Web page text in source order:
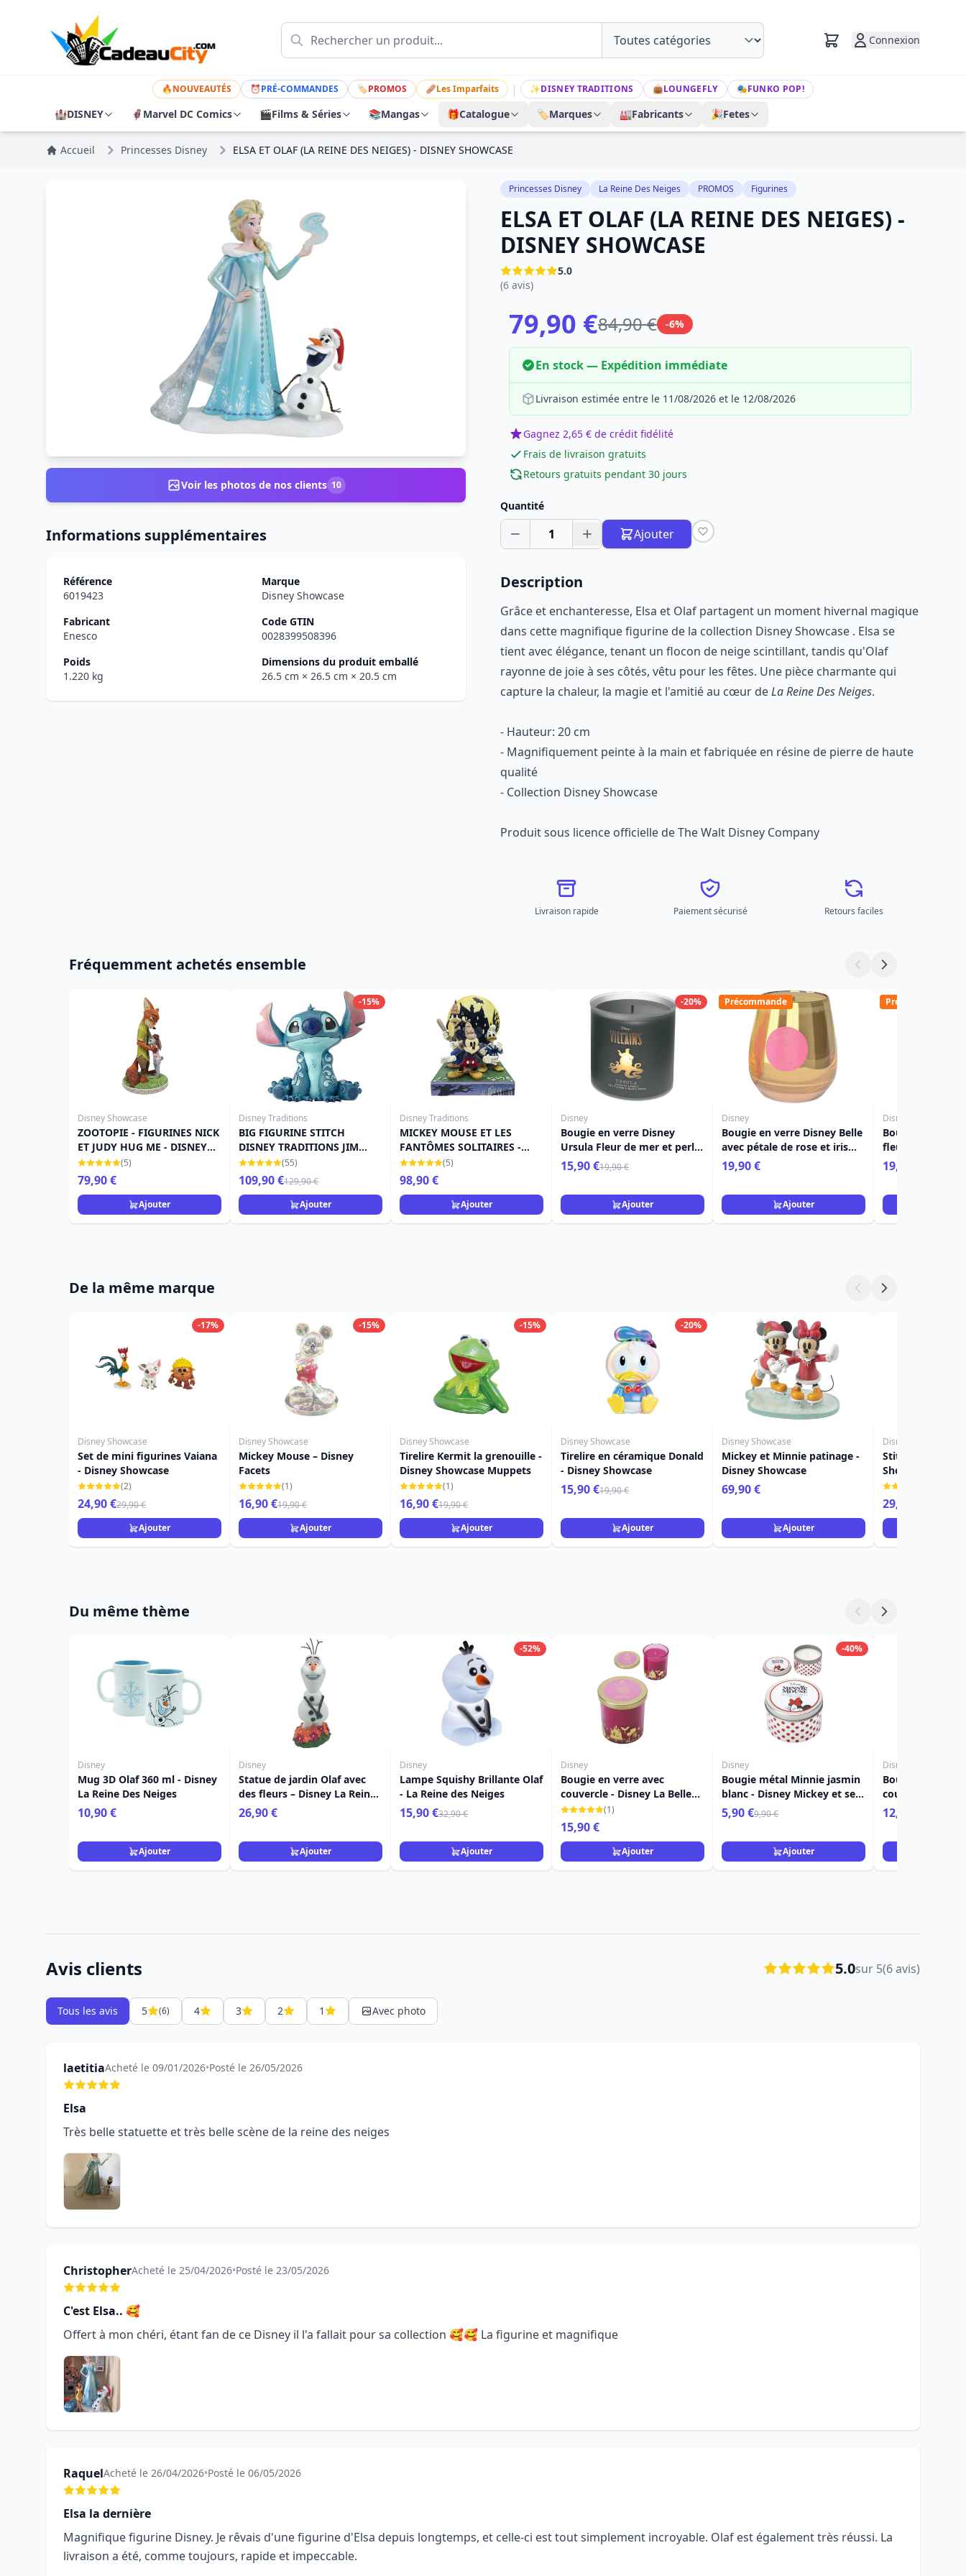
Connexion
🔥NOUVEAUTÉS ⏰PRÉ-COMMANDES 🏷PROMOS 🩹Les Imparfaits | ✨DISNEY TRADITIONS 👜LOUNGEFLY 🎭FUNKO POP!
🏰DISNEY 🦸 Marvel DC Comics 🎬Films & Séries 📚Mangas 🎁Catalogue 🏷️Marques 🏭Fabricants 🎉Fetes
Accueil Princesses Disney ELSA ET OLAF (LA REINE DES NEIGES) - DISNEY SHOWCASE
Voir les photos de nos clients 10
Informations supplémentaires
Référence
6019423
Marque
Disney Showcase
Fabricant
Enesco
Code GTIN
0028399508396
Poids
1.220 kg
Dimensions du produit emballé
26.5 cm × 26.5 cm × 20.5 cm
Princesses Disney La Reine Des Neiges PROMOS Figurines
ELSA ET OLAF (LA REINE DES NEIGES) -
DISNEY SHOWCASE
5.0
(6 avis)
79,90 €84,90 € -6%
En stock — Expédition immédiate
Livraison estimée entre le 11/08/2026 et le 12/08/2026
Gagnez 2,65 € de crédit fidélité
Frais de livraison gratuits
Retours gratuits pendant 30 jours
Quantité
1 Ajouter
Description
Grâce et enchanteresse, Elsa et Olaf partagent un moment hivernal magique
dans cette magnifique figurine de la collection Disney Showcase . Elsa se
tient avec élégance, tenant un flocon de neige scintillant, tandis qu'Olaf
rayonne de joie à ses côtés, vêtu pour les fêtes. Une pièce charmante qui
capture la chaleur, la magie et l'amitié au cœur deLa Reine Des Neiges.
- Hauteur: 20 cm
- Magnifiquement peinte à la main et fabriquée en résine de pierre de haute
qualité
- Collection Disney Showcase
Produit sous licence officielle de The Walt Disney Company
Livraison rapide Paiement sécurisé Retours faciles
Fréquemment achetés ensemble
Disney Showcase
ZOOTOPIE - FIGURINES NICK
ET JUDY HUG ME - DISNEY
SHOWCASE
(5)
79,90 €
Ajouter
-15%
Disney Traditions
BIG FIGURINE STITCH
DISNEY TRADITIONS JIM
SHORE
(55)
109,90 €129,90 €
Ajouter
Disney Traditions
MICKEY MOUSE ET LES
FANTÔMES SOLITAIRES -
DISNEY TRADITIONS
(5)
98,90 €
Ajouter
-20%
Disney
Bougie en verre Disney
Ursula Fleur de mer et perle
noire
15,90 €19,90 €
Ajouter
Précommande
Disney
Bougie en verre Disney Belle
avec pétale de rose et iris
blanc
19,90 €
Ajouter
Précommande
Disney
Bougie en verre
fleur de corail
19,90 €
De la même marque
-17%
Disney Showcase
Set de mini figurines Vaiana
- Disney Showcase
(2)
24,90 €29,90 €
Ajouter
-15%
Disney Showcase
Mickey Mouse – Disney
Facets
(1)
16,90 €19,90 €
Ajouter
-15%
Disney Showcase
Tirelire Kermit la grenouille -
Disney Showcase Muppets
(1)
16,90 €19,90 €
Ajouter
-20%
Disney Showcase
Tirelire en céramique Donald
- Disney Showcase
15,90 €19,90 €
Ajouter
Disney Showcase
Mickey et Minnie patinage -
Disney Showcase
69,90 €
Ajouter
Disney Showcase
Stitch
Showcase
29,90 €
Du même thème
Disney
Mug 3D Olaf 360 ml - Disney
La Reine Des Neiges
10,90 €
Ajouter
Disney
Statue de jardin Olaf avec
des fleurs – Disney La Reine
Des Neiges
26,90 €
Ajouter
-52%
Disney
Lampe Squishy Brillante Olaf
- La Reine des Neiges
15,90 €32,90 €
Ajouter
Disney
Bougie en verre avec
couvercle - Disney La Belle
au bois dormant, Rose
sauvage et Vanille
(1)
15,90 €
Ajouter
-40%
Disney
Bougie métal Minnie jasmin
blanc - Disney Mickey et ses
amis
5,90 €9,90 €
Ajouter
Disney
Bougie en verre
couvercle,
Jasmin blanc
12,90 €
Avis clients 5.0sur 5(6 avis)
Tous les avis 5 (6) 4 3 2 1 Avec photo
laetitiaAcheté le 09/01/2026•Posté le 26/05/2026
Elsa
Très belle statuette et très belle scène de la reine des neiges
ChristopherAcheté le 25/04/2026•Posté le 23/05/2026
C'est Elsa.. 🥰
Offert à mon chéri, étant fan de ce Disney il l'a fallait pour sa collection 🥰🥰 La figurine et magnifique
RaquelAcheté le 26/04/2026•Posté le 06/05/2026
Elsa la dernière
Magnifique figurine Disney. Je rêvais d'une figurine d'Elsa depuis longtemps, et celle-ci est tout simplement incroyable. Olaf est également très réussi. La
livraison a été, comme toujours, rapide et impeccable.